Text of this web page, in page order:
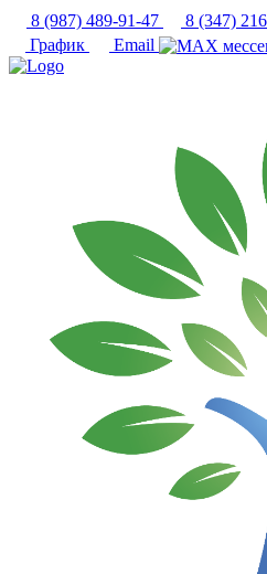
8 (987) 489-91-47 8 (347)
График
Email